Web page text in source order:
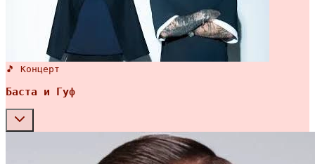
🎵 Концерт
Баста и Гуф